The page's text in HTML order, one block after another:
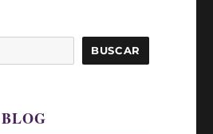
BUSCAR